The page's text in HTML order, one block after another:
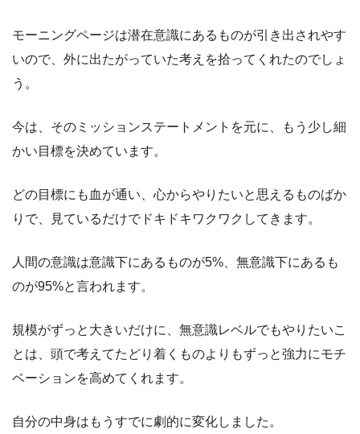
モーニングページは潜在意識にあるものが引き出されやす
いので、外に出たがっていた考えを拾ってくれたのでしょ
う。
今は、そのミッションステートメントを元に、もう少し細
かい目標を決めています。
どの目標にも血が通い、心からやりたいと思えるものばか
りで、見ているだけでドキドキワクワクしてきます。
人間の意識は意識下にあるものが5%、無意識下にあるも
のが95%と言われます。
規模がずっと大きいだけに、無意識レベルでもやりたいこ
とは、頭で考えてたどり着くものよりもずっと強力にモチ
ベーションを高めてくれます。
自分の中身はもうすでに劇的に変化しました。